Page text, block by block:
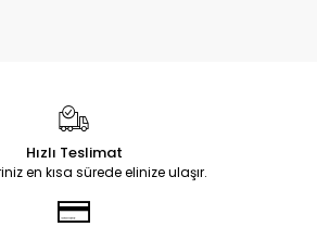
Hızlı Teslimat
en kısa sürede elinize ulaşır.